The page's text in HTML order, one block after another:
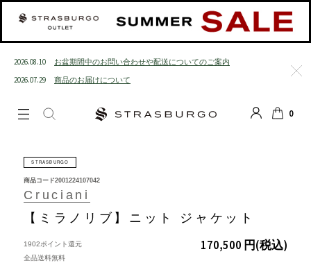
2026.08.10
お盆期間中のお問い合わせや配送についてのご案内
2026.07.29
商品のお届けについて
0
STRASBURGO
Cruciani
【ミラノリブ】ニット ジャケット
商品コード2001224107042
170,500 円(税込)
1902ポイント還元
全品送料無料